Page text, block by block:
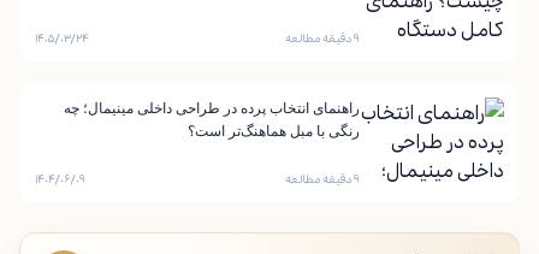
۹ دقیقه مطالعه ۱۴۰۵/۰۳/۲۴
راهنمای انتخاب پرده در طراحی داخلی مینیمال؛ چه
رنگی با مبل هماهنگ‌تر است؟
۹ دقیقه مطالعه ۱۴۰۴/۰۶/۰۹